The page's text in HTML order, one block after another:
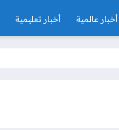
أخبار عالمية أخبار تعليمية